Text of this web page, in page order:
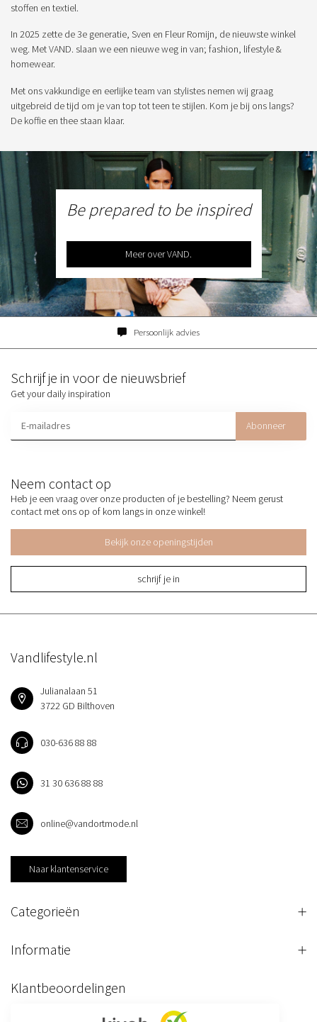
stoffen en textiel.
In 2025 zette de 3e generatie, Sven en Fleur Romijn, de nieuwste winkel
weg. Met VAND. slaan we een nieuwe weg in van; fashion, lifestyle &
homewear.
Met ons vakkundige en eerlijke team van stylistes nemen wij graag
uitgebreid de tijd om je van top tot teen te stijlen. Kom je bij ons langs?
De koffie en thee staan klaar.
Be prepared to be inspired
Meer over VAND.
Persoonlijk advies
Neem contact op
Heb je een vraag over onze producten of je bestelling? Neem gerust
contact met ons op of kom langs in onze winkel!
Bekijk onze openingstijden
schrijf je in
Schrijf je in voor de nieuwsbrief
Get your daily inspiration
Abonneer
Vandlifestyle.nl
Julianalaan 51
3722 GD Bilthoven
030-636 88 88
31 30 636 88 88
online@vandortmode.nl
Naar klantenservice
Categorieën
Informatie
Klantbeoordelingen